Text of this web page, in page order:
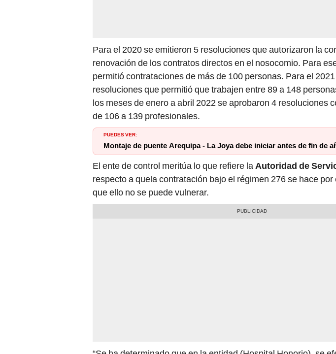
Para el 2020 se emitieron 5 resoluciones que autorizaron la
renovación de los contratos directos en el nosocomio. Para
permitió contrataciones de más de 100 personas. Para el
resoluciones que permitió que trabajen entre 89 a 148
los meses de enero a abril 2022 se aprobaron 4 resoluciones
de 106 a 139 profesionales.
PUEDES VER:
Montaje de puente Arequipa - La Joya debe iniciar antes de fin de
El ente de control meritúa lo que refiere laAutoridad de
respecto a quela contratación bajo el régimen 276 se hace
que ello no se puede vulnerar.